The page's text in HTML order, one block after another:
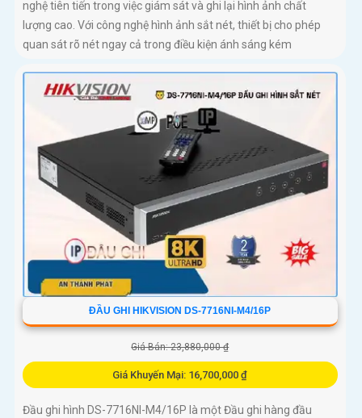
nghệ tiên tiến trong việc giám sát và ghi lại hình ảnh chất
lượng cao. Với công nghệ hình ảnh sắt nét, thiết bị cho phép
quan sát rõ nét ngay cả trong điều kiện ánh sáng kém
ĐẦU GHI HIKVISION DS-7716NI-M4/16P
Giá Bán: 23,880,000 ₫
Giá Khuyến Mại: 16,700,000 ₫
Đầu ghi hình DS-7716NI-M4/16P là một Đầu ghi hàng đầu